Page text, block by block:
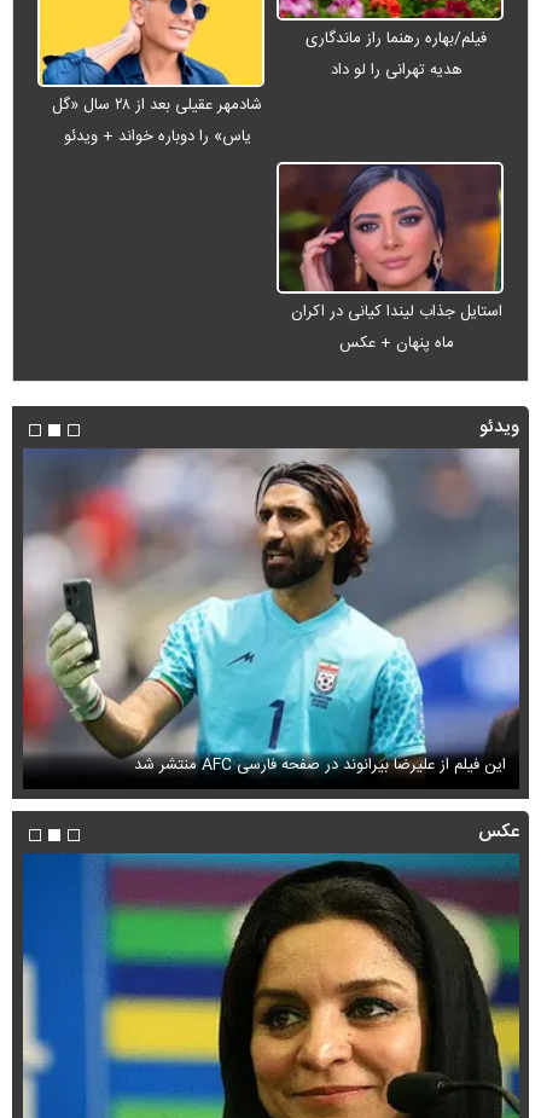
فیلم/بهاره رهنما راز ماندگاری
هدیه تهرانی را لو داد
شادمهر عقیلی بعد از ۲۸ سال «گل
یاس» را دوباره خواند + ویدئو
استایل جذاب لیندا کیانی در اکران
ماه پنهان + عکس
ویدئو
این فیلم از علیرضا بیرانوند در صفحه فارسی AFC منتشر شد
عکس